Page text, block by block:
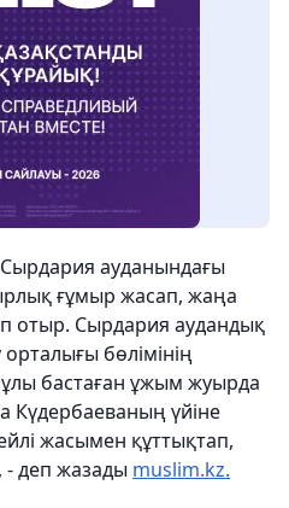
ауданындағы
ғұмыр жасап, жаңа
отыр. Сырдария аудандық
бөлімінің
бастаған ұжым жуырда
Күдербаеваның үйіне
жасымен құттықтап,
- деп жазады muslim.kz.